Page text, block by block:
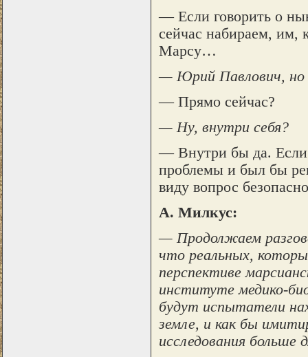
— Если говорить о
сейчас набираем, им,
Марсу…
— Юрий Павлович, но
— Прямо сейчас?
— Ну, внутри себя?
— Внутри бы да. Если
проблемы и был бы
виду вопрос
А. Милкус:
— Продолжаем
что реальных,
перспективе
институте медико-
будут испытатели
земле, и как бы
исследования больше